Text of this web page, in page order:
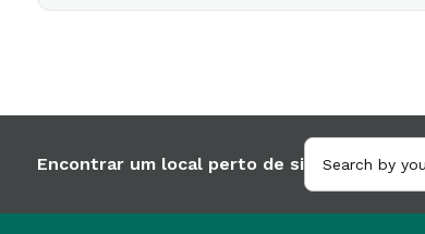
Encontrar um local perto de si